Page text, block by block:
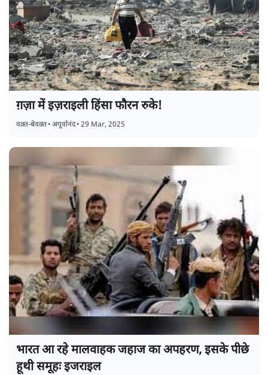
ग़ज़ा में इज़राइली हिंसा फौरन रुके!
वक़्त-बेवक़्त•अपूर्वानंद•29 Mar, 2025